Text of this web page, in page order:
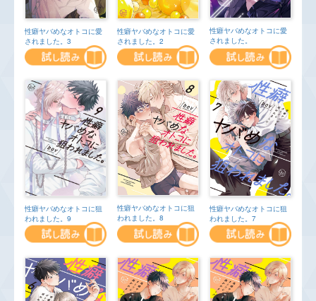
性癖ヤバめなオトコに愛
されました。3
性癖ヤバめなオトコに愛
されました。2
性癖ヤバめなオトコに愛
されました。
性癖ヤバめなオトコに狙
われました。9
性癖ヤバめなオトコに狙
われました。8
性癖ヤバめなオトコに狙
われました。7